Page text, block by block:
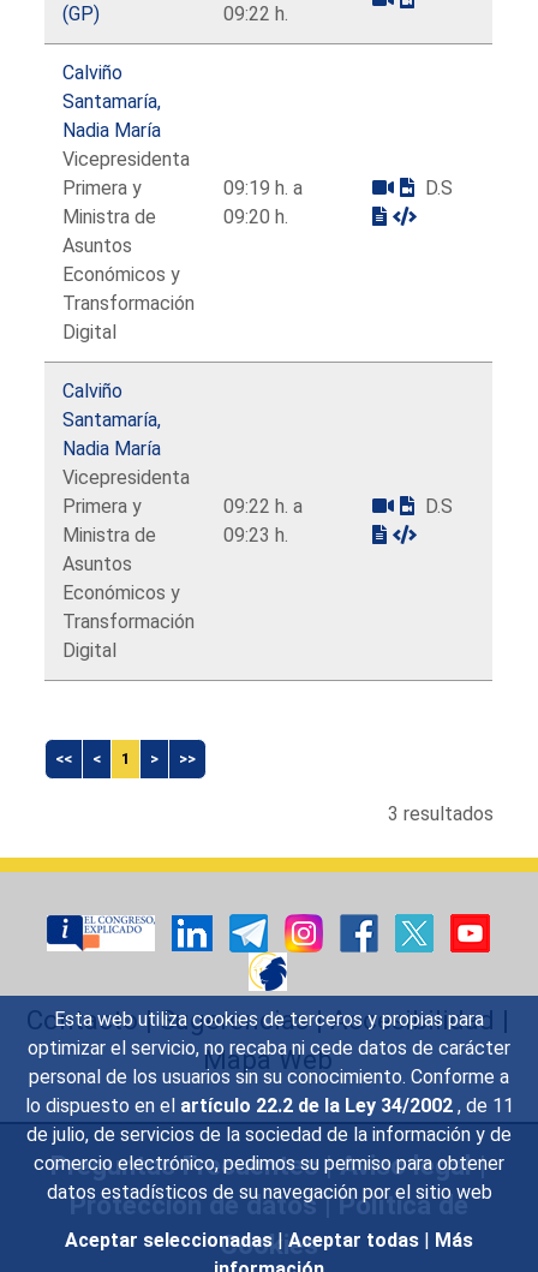
Esta web utiliza cookies de terceros y propias para
optimizar el servicio, no recaba ni cede datos de carácter
personal de los usuarios sin su conocimiento. Conforme a
lo dispuesto en el artículo 22.2 de la Ley 34/2002 , de 11
de julio, de servicios de la sociedad de la información y de
comercio electrónico, pedimos su permiso para obtener
datos estadísticos de su navegación por el sitio web
Aceptar seleccionadas | Aceptar todas | Más
(GP)
09:22 h.
Calviño
Santamaría,
Nadia María
Vicepresidenta
Primera y
Ministra de
Asuntos
Económicos y
Transformación
Digital
09:19 h. a
09:20 h.
D.S
Calviño
Santamaría,
Nadia María
Vicepresidenta
Primera y
Ministra de
Asuntos
Económicos y
Transformación
Digital
09:22 h. a
09:23 h.
D.S
<< < 1 > >>
3 resultados
Contacto|Sugerencias|Accesibilidad |
Mapa Web
Preguntas Frecuentes|Aviso legal|
Protección de datos|Política de
Cookies